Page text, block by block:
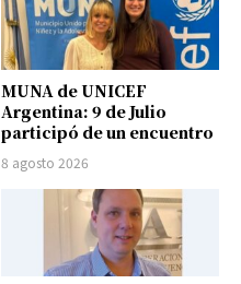
MUNA de UNICEF
Argentina: 9 de Julio
participó de un encuentro
8 agosto 2026